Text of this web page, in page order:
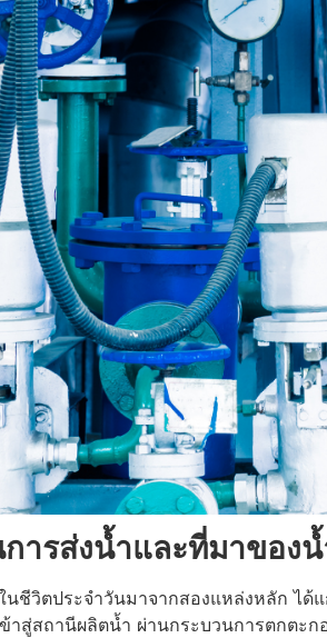
การส่งน้ำและที่มาของ
นชีวิตประจำวันมาจากสองแหล่งหลัก ไ
าสู่สถานีผลิตน้ำ ผ่านกระบวนการตกตะ